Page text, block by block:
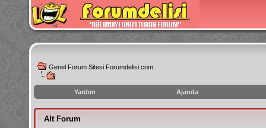
Genel Forum Sitesi Forumdelisi.com
Yardım Ajanda
instagram
izlenme
Alt Forum